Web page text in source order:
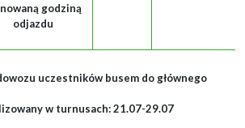
godziną
odjazdu
uczestników busem do głównego
w turnusach: 21.07-29.07